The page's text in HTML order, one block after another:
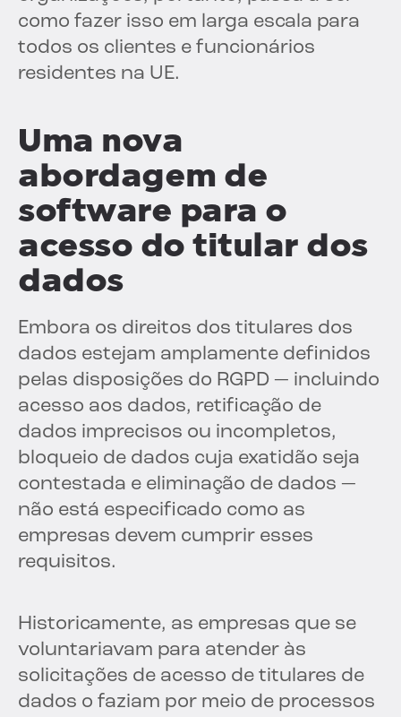
como fazer isso em larga escala para
todos os clientes e funcionários
residentes na UE.
Uma nova
abordagem de
software para o
acesso do titular dos
dados
Embora os direitos dos titulares dos
dados estejam amplamente definidos
pelas disposições do RGPD — incluindo
acesso aos dados, retificação de
dados imprecisos ou incompletos,
bloqueio de dados cuja exatidão seja
contestada e eliminação de dados —
não está especificado como as
empresas devem cumprir esses
requisitos.
Historicamente, as empresas que se
voluntariavam para atender às
solicitações de acesso de titulares de
dados o faziam por meio de processos